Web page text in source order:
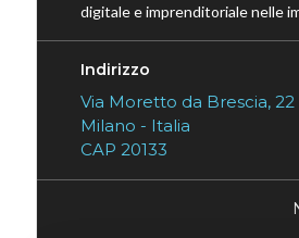
digitale e imprenditoriale nelle
Indirizzo
Via Moretto da Brescia, 22
Milano - Italia
CAP 20133